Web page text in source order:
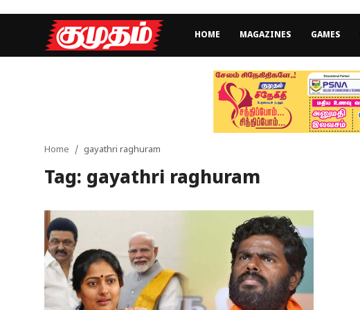
HOME MAGAZINES GAMES
Games
Videos
Special Story
Home gayathri raghuram
Tag: gayathri raghuram